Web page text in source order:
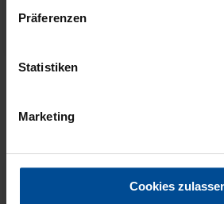
Präferenzen
Statistiken
Marketing
Cookies
KUSCHELTUCH MIT